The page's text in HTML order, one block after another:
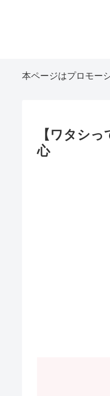
本ページはプロモー
【ワタシ
心